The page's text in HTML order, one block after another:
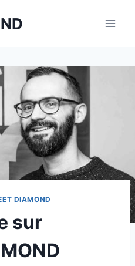
DIAMOND
sur